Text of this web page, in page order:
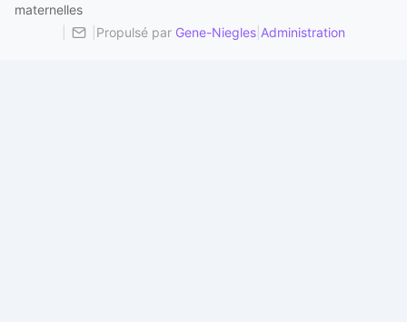
maternelles
Propulsé par Gene-Niegles Administration